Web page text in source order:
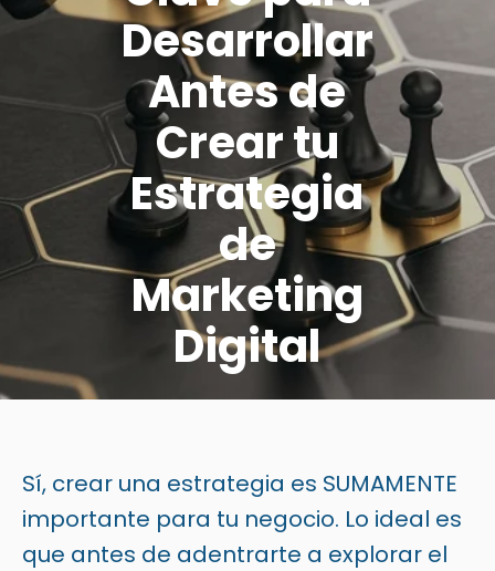
Desarrollar
Antes de
Crear tu
Estrategia
de
Marketing
Digital
MILCA PEGUERO 2024-01-04
Sí, crear una estrategia es SUMAMENTE
importante para tu negocio. Lo ideal es
que antes de adentrarte a explorar el